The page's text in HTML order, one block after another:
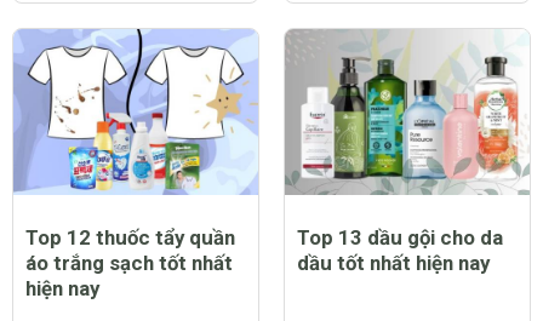
Top 12 thuốc tẩy quần
áo trắng sạch tốt nhất
hiện nay
Top 13 dầu gội cho da
dầu tốt nhất hiện nay